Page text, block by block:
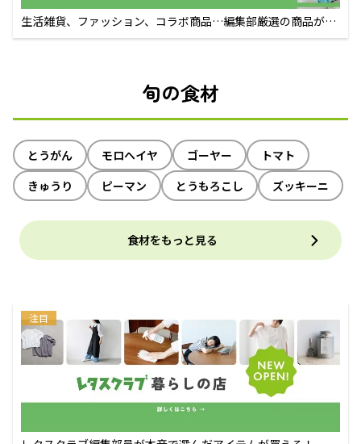
生活雑貨、ファッション、コラボ商品…編集部厳選の商品が買
えるECサイト
旬の食材
とうがん モロヘイヤ ゴーヤー
トマト
きゅうり
ピーマン とうもろこし ズッキーニ
食材をもっと見る
注目